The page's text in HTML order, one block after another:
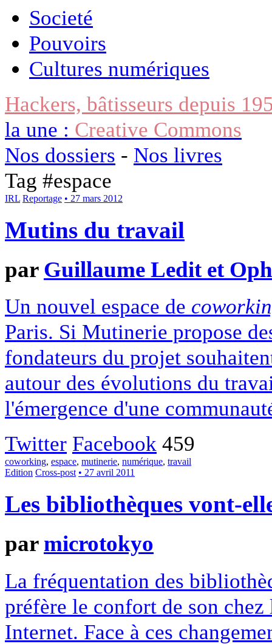
Societé
Pouvoirs
Cultures numériques
Hackers, bâtisseurs depuis
la une : Creative Commons
Nos dossiers - Nos livres
Tag #espace
IRL Reportage • 27 mars 2012
Mutins du travail
par Guillaume Ledit et
Un nouvel espace de
Paris. Si Mutinerie propose
fondateurs du projet
autour des évolutions du
l'émergence d'une
Twitter Facebook 459
coworking, espace, mutinerie, numérique, travail
Edition Cross-post • 27 avril 2011
Les bibliothèques vont-
par microtokyo
La fréquentation des
préfère le confort de son
Internet. Face à ces